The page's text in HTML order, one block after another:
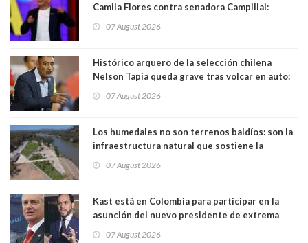
Camila Flores contra senadora Campillai:
forma de quitar dignidad"
07 August 2026
Histórico arquero de la selección chilena
Nelson Tapia queda grave tras volcar en auto:
07 August 2026
Los humedales no son terrenos baldíos: son la
infraestructura natural que sostiene la
07 August 2026
Kast está en Colombia para participar en la
asunción del nuevo presidente de extrema
07 August 2026